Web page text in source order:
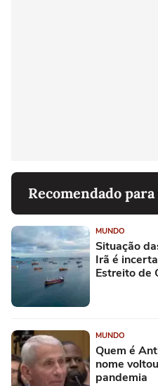
Recomendado para
MUNDO
Situação
Irã é
Estreito de
MUNDO
Quem é
nome
pandemia